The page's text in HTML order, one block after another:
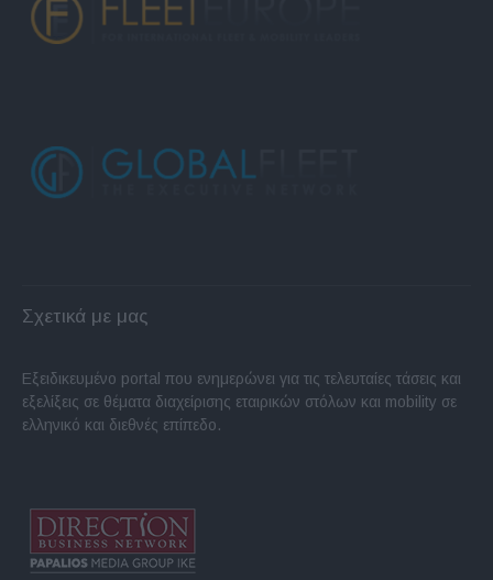
Σχετικά με μας
Εξειδικευμένο portal που ενημερώνει για τις τελευταίες τάσεις και
εξελίξεις σε θέματα διαχείρισης εταιρικών στόλων και mobility σε
ελληνικό και διεθνές επίπεδο.